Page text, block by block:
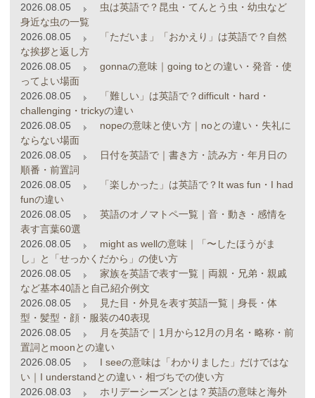
2026.08.05
虫は英語で？昆虫・てんとう虫・幼虫など
身近な虫の一覧
2026.08.05
「ただいま」「おかえり」は英語で？自然
な挨拶と返し方
2026.08.05
gonnaの意味｜going toとの違い・発音・使
ってよい場面
2026.08.05
「難しい」は英語で？difficult・hard・
challenging・trickyの違い
2026.08.05
nopeの意味と使い方｜noとの違い・失礼に
ならない場面
2026.08.05
日付を英語で｜書き方・読み方・年月日の
順番・前置詞
2026.08.05
「楽しかった」は英語で？It was fun・I had
funの違い
2026.08.05
英語のオノマトペ一覧｜音・動き・感情を
表す言葉60選
2026.08.05
might as wellの意味｜「〜したほうがま
し」と「せっかくだから」の使い方
2026.08.05
家族を英語で表す一覧｜両親・兄弟・親戚
など基本40語と自己紹介例文
2026.08.05
見た目・外見を表す英語一覧｜身長・体
型・髪型・顔・服装の40表現
2026.08.05
月を英語で｜1月から12月の月名・略称・前
置詞とmoonとの違い
2026.08.05
I seeの意味は「わかりました」だけではな
い｜I understandとの違い・相づちでの使い方
2026.08.03
ホリデーシーズンとは？英語の意味と海外